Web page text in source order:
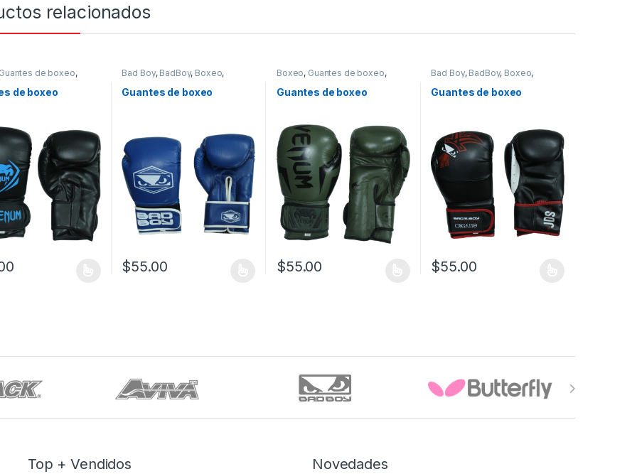
relacionados
Guantes de boxeo,
de boxeo
Venum
de boxeo
Bad Boy, BadBoy, Boxeo,
Guantes de boxeo
Guantes de
boxeo
Guantes de boxeo
$55.00
Boxeo, Guantes de boxeo,
Guantes de boxeo
Venum
Guantes de boxeo
$55.00
Bad Boy, BadBoy, Boxeo,
Guantes de boxeo
Guantes de
boxeo
Guantes de boxeo
$55.00
Top + Vendidos Novedades